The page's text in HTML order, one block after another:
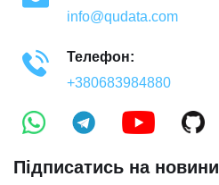
info@qudata.com
Телефон:
+380683984880
Підписатись на новини